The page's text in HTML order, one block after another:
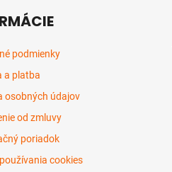
podmienky
a platba
osobných údajov
od zmluvy
poriadok
cookies